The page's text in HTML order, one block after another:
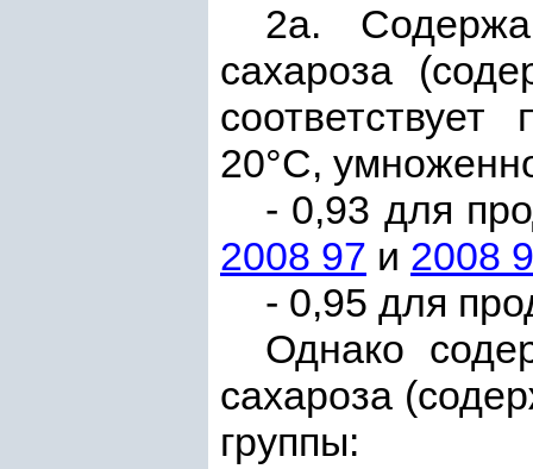
2а.
сахароза
20°С,
- 0,93 для
2008 97 и 2008
- 0,95 для
Однако
сахароза
группы: